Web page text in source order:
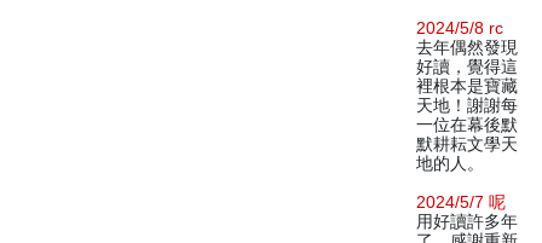
2024/5/8 rc
去年偶然發現
好讀，覺得這
裡根本是寶藏
天地！謝謝每
一位在幕後默
默耕耘文學天
地的人。
2024/5/7 呢
用好讀許多年